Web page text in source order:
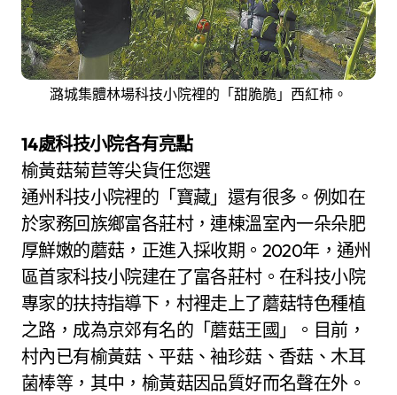
潞城集體林場科技小院裡的「甜脆脆」西紅柿。
14處科技小院各有亮點
榆黃菇菊苣等尖貨任您選
通州科技小院裡的「寶藏」還有很多。例如在
於家務回族鄉富各莊村，連棟溫室內一朵朵肥
厚鮮嫩的蘑菇，正進入採收期。2020年，通州
區首家科技小院建在了富各莊村。在科技小院
專家的扶持指導下，村裡走上了蘑菇特色種植
之路，成為京郊有名的「蘑菇王國」。目前，
村內已有榆黃菇、平菇、袖珍菇、香菇、木耳
菌棒等，其中，榆黃菇因品質好而名聲在外。